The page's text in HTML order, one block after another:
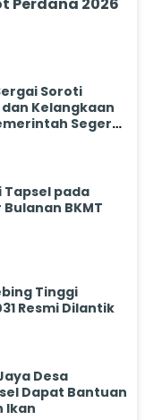
Soroti
Kelangkaan
Segera
Tapsel pada
BKMT
Tinggi
Resmi Dilantik
Desa
Dapat Bantuan
Ikan